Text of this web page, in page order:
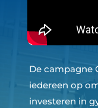
Het is tijd
De campagne
iedereen op
investeren in